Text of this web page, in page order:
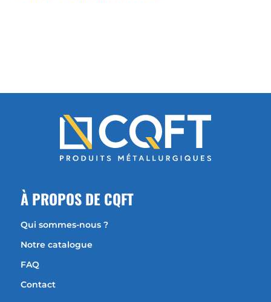
ÀPROPOS DE CQFT
Qui sommes-nous ?
Notre catalogue
FAQ
Contact